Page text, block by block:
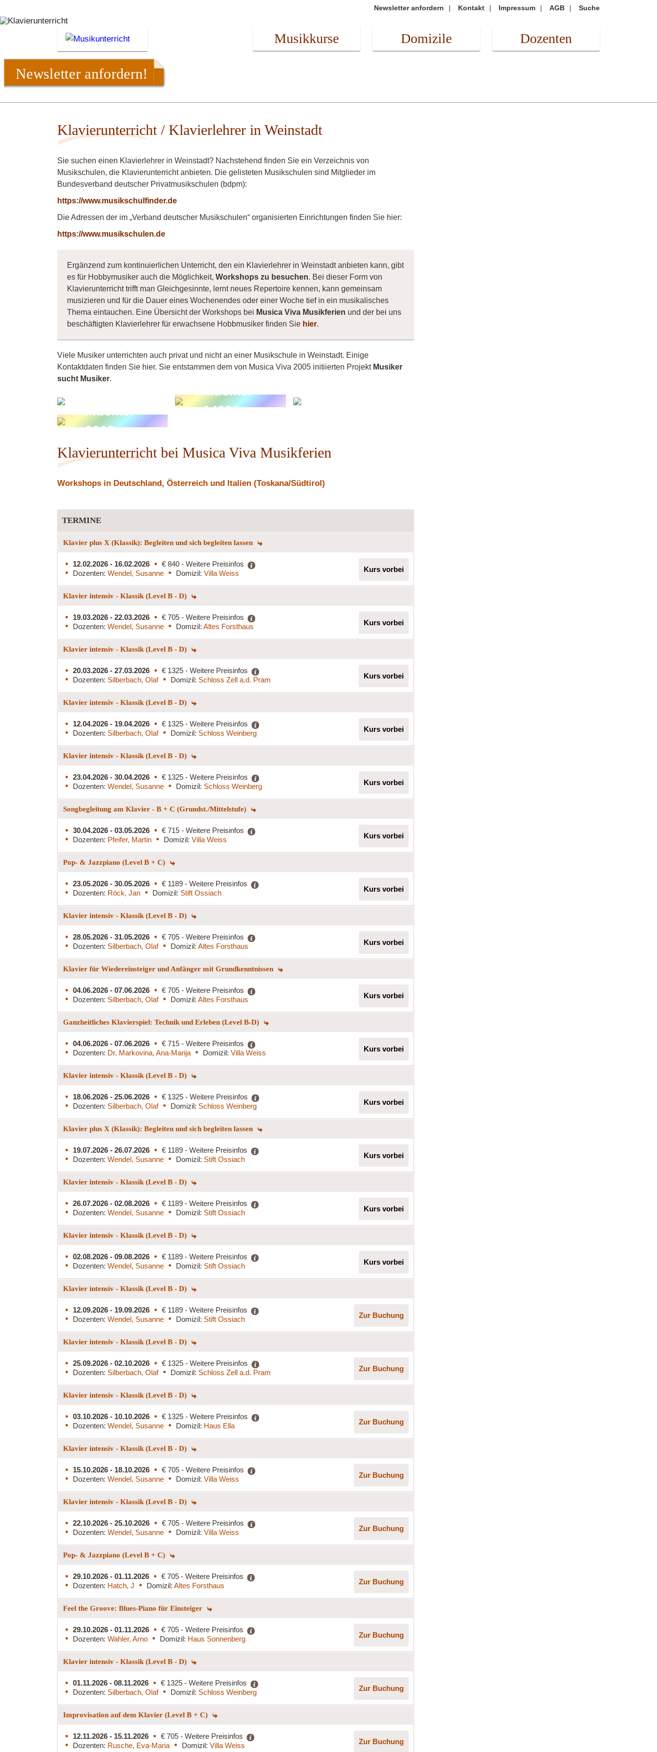
Newsletter anfordern Kontakt Impressum AGB Suche
Musikkurse Domizile Dozenten
Newsletter anfordern!
Klavierunterricht / Klavierlehrer in Weinstadt
Sie suchen einen Klavierlehrer in Weinstadt? Nachstehend finden Sie ein Verzeichnis von
Musikschulen, die Klavierunterricht anbieten. Die gelisteten Musikschulen sind Mitglieder im
Bundesverband deutscher Privatmusikschulen (bdpm):
https://www.musikschulfinder.de
Die Adressen der im „Verband deutscher Musikschulen“ organisierten Einrichtungen finden Sie hier:
https://www.musikschulen.de
Ergänzend zum kontinuierlichen Unterricht, den ein Klavierlehrer in Weinstadt anbieten kann, gibt
es für Hobbymusiker auch die Möglichkeit, Workshops zu besuchen. Bei dieser Form von
Klavierunterricht trifft man Gleichgesinnte, lernt neues Repertoire kennen, kann gemeinsam
musizieren und für die Dauer eines Wochenendes oder einer Woche tief in ein musikalisches
Thema eintauchen. Eine Übersicht der Workshops bei Musica Viva Musikferien und der bei uns
beschäftigten Klavierlehrer für erwachsene Hobbmusiker finden Sie hier.
Viele Musiker unterrichten auch privat und nicht an einer Musikschule in Weinstadt. Einige
Kontaktdaten finden Sie hier. Sie entstammen dem von Musica Viva 2005 initiierten Projekt Musiker
sucht Musiker.
Musiker
14039
Musiker
9003
Klavierunterricht bei Musica Viva Musikferien
Workshops in Deutschland, Österreich und Italien (Toskana/Südtirol)
TERMINE
Klavier plus X (Klassik): Begleiten und sich begleiten lassen
12.02.2026 - 16.02.2026
€ 840 - Weitere Preisinfos
Dozenten: Wendel, Susanne Domizil: Villa Weiss Kurs vorbei
Klavier intensiv - Klassik (Level B - D)
19.03.2026 - 22.03.2026
€ 705 - Weitere Preisinfos
Dozenten: Wendel, Susanne Domizil: Altes Forsthaus Kurs vorbei
Klavier intensiv - Klassik (Level B - D)
20.03.2026 - 27.03.2026
€ 1325 - Weitere Preisinfos
Dozenten: Silberbach, Olaf Domizil: Schloss Zell a.d. Pram Kurs vorbei
Klavier intensiv - Klassik (Level B - D)
12.04.2026 - 19.04.2026
€ 1325 - Weitere Preisinfos
Dozenten: Silberbach, Olaf Domizil: Schloss Weinberg Kurs vorbei
Klavier intensiv - Klassik (Level B - D)
23.04.2026 - 30.04.2026
€ 1325 - Weitere Preisinfos
Dozenten: Wendel, Susanne Domizil: Schloss Weinberg Kurs vorbei
Songbegleitung am Klavier - B + C (Grundst./Mittelstufe)
30.04.2026 - 03.05.2026
€ 715 - Weitere Preisinfos
Dozenten: Pfeifer, Martin Domizil: Villa Weiss Kurs vorbei
Pop- & Jazzpiano (Level B + C)
23.05.2026 - 30.05.2026
€ 1189 - Weitere Preisinfos
Dozenten: Röck, Jan Domizil: Stift Ossiach Kurs vorbei
Klavier intensiv - Klassik (Level B - D)
28.05.2026 - 31.05.2026
€ 705 - Weitere Preisinfos
Dozenten: Silberbach, Olaf Domizil: Altes Forsthaus Kurs vorbei
Klavier für Wiedereinsteiger und Anfänger mit Grundkenntnissen
04.06.2026 - 07.06.2026
€ 705 - Weitere Preisinfos
Dozenten: Silberbach, Olaf Domizil: Altes Forsthaus Kurs vorbei
Ganzheitliches Klavierspiel: Technik und Erleben (Level B-D)
04.06.2026 - 07.06.2026
€ 715 - Weitere Preisinfos
Dozenten: Dr. Markovina, Ana-Marija Domizil: Villa Weiss Kurs vorbei
Klavier intensiv - Klassik (Level B - D)
18.06.2026 - 25.06.2026
€ 1325 - Weitere Preisinfos
Dozenten: Silberbach, Olaf Domizil: Schloss Weinberg Kurs vorbei
Klavier plus X (Klassik): Begleiten und sich begleiten lassen
19.07.2026 - 26.07.2026
€ 1189 - Weitere Preisinfos
Dozenten: Wendel, Susanne Domizil: Stift Ossiach Kurs vorbei
Klavier intensiv - Klassik (Level B - D)
26.07.2026 - 02.08.2026
€ 1189 - Weitere Preisinfos
Dozenten: Wendel, Susanne Domizil: Stift Ossiach Kurs vorbei
Klavier intensiv - Klassik (Level B - D)
02.08.2026 - 09.08.2026
€ 1189 - Weitere Preisinfos
Dozenten: Wendel, Susanne Domizil: Stift Ossiach Kurs vorbei
Klavier intensiv - Klassik (Level B - D)
12.09.2026 - 19.09.2026
€ 1189 - Weitere Preisinfos
Dozenten: Wendel, Susanne Domizil: Stift Ossiach Zur Buchung
Klavier intensiv - Klassik (Level B - D)
25.09.2026 - 02.10.2026
€ 1325 - Weitere Preisinfos
Dozenten: Silberbach, Olaf Domizil: Schloss Zell a.d. Pram Zur Buchung
Klavier intensiv - Klassik (Level B - D)
03.10.2026 - 10.10.2026
€ 1325 - Weitere Preisinfos
Dozenten: Wendel, Susanne Domizil: Haus Ella Zur Buchung
Klavier intensiv - Klassik (Level B - D)
15.10.2026 - 18.10.2026
€ 705 - Weitere Preisinfos
Dozenten: Wendel, Susanne Domizil: Villa Weiss Zur Buchung
Klavier intensiv - Klassik (Level B - D)
22.10.2026 - 25.10.2026
€ 705 - Weitere Preisinfos
Dozenten: Wendel, Susanne Domizil: Villa Weiss Zur Buchung
Pop- & Jazzpiano (Level B + C)
29.10.2026 - 01.11.2026
€ 705 - Weitere Preisinfos
Dozenten: Hatch, J Domizil: Altes Forsthaus Zur Buchung
Feel the Groove: Blues-Piano für Einsteiger
29.10.2026 - 01.11.2026
€ 705 - Weitere Preisinfos
Dozenten: Wahler, Arno Domizil: Haus Sonnenberg Zur Buchung
Klavier intensiv - Klassik (Level B - D)
01.11.2026 - 08.11.2026
€ 1325 - Weitere Preisinfos
Dozenten: Silberbach, Olaf Domizil: Schloss Weinberg Zur Buchung
Improvisation auf dem Klavier (Level B + C)
12.11.2026 - 15.11.2026
€ 705 - Weitere Preisinfos
Dozenten: Rusche, Eva-Maria Domizil: Villa Weiss Zur Buchung